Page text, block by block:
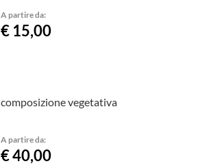
A partire da:
€ 15,00
composizione vegetativa
A partire da:
€ 40,00